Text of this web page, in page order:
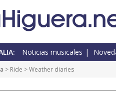
Noticias musicales
> Ride > Weather diaries